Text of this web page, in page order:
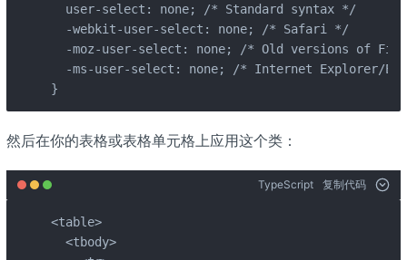
  user-select: none; /* Standard syntax */
  -webkit-user-select: none; /* Safari */
-moz-user-select: none; /* Old versions of
-ms-user-select: none; /* Internet Explorer/
}
然后在你的表格或表格单元格上应用这个类：
TypeScript 复制代码
<table>
  <tbody>